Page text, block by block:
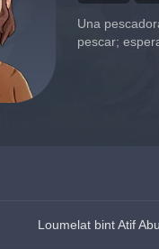
Una
pescar;
Loumelat bint Atif